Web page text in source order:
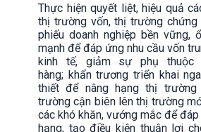
Thực hiện quyết liệt, hiệu quả
thị trường vốn, thị trường
phiếu doanh nghiệp bền vững,
mạnh để đáp ứng nhu cầu vốn
kinh tế, giảm sự phụ thuộc
hàng; khẩn trương triển khai
thiết để nâng hạng thị
trường cận biên lên thị trường
các khó khăn, vướng mắc để
hạng, tạo điều kiện thuận lợi